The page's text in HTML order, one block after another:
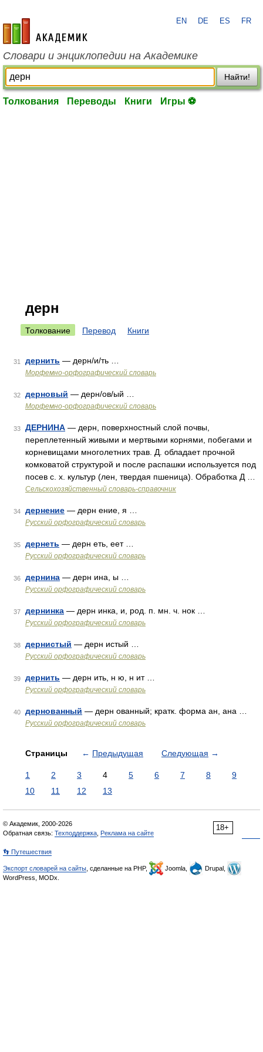
academic.ru
EN DE ES FR
Словари и энциклопедии на Академике
Найти!
Толкования Переводы Книги Игры ⚽
дерн
Толкование Перевод Книги
31 дернить — дерн/и/ть …
Морфемно-орфографический словарь
32 дерновый — дерн/ов/ый …
Морфемно-орфографический словарь
33 ДЕРНИНА — дерн, поверхностный слой почвы,
переплетенный живыми и мертвыми корнями, побегами и
корневищами многолетних трав. Д. обладает прочной
комковатой структурой и после распашки используется под
посев с. х. культур (лен, твердая пшеница). Обработка Д …
Сельскохозяйственный словарь-справочник
34 дернение — дерн ение, я …
Русский орфографический словарь
35 дернеть — дерн еть, еет …
Русский орфографический словарь
36 дернина — дерн ина, ы …
Русский орфографический словарь
37 дернинка — дерн инка, и, род. п. мн. ч. нок …
Русский орфографический словарь
38 дернистый — дерн истый …
Русский орфографический словарь
39 дернить — дерн ить, н ю, н ит …
Русский орфографический словарь
40 дернованный — дерн ованный; кратк. форма ан, ана …
Русский орфографический словарь
Страницы ← Предыдущая Следующая →
1 2 3 4 5 6 7 8
9
10
11 12 13
18+
© Академик, 2000-2026
Обратная связь: Техподдержка Реклама на сайте
👣 Путешествия
Экспорт словарей на сайты , сделанные на PHP, Joomla,
Drupal,
WordPress, MODx.